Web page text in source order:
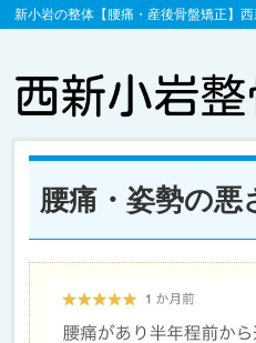
新小岩の整体【腰痛・産後骨盤矯正】
腰痛・姿勢の悪